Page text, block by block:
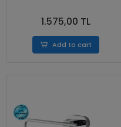
1.575,00 TL
Add to cart